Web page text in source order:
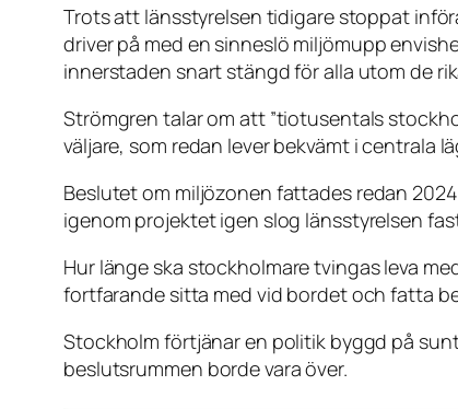
Trots att länsstyrelsen tidigare stoppat
driver på med en sinneslö miljömupp
innerstaden snart stängd för alla utom de
Strömgren talar om att ”tiotusentals
väljare, som redan lever bekvämt i centrala
Beslutet om miljözonen fattades redan
igenom projektet igen slog länsstyrelsen
Hur länge ska stockholmare tvingas leva
fortfarande sitta med vid bordet och fatta
Stockholm förtjänar en politik byggd på
beslutsrummen borde vara över.